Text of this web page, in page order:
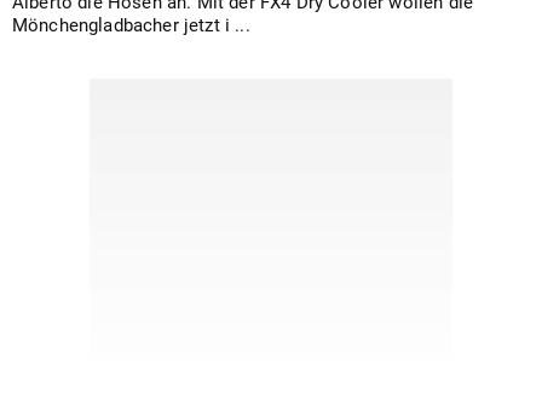
Mönchengladbacher jetzt i ...